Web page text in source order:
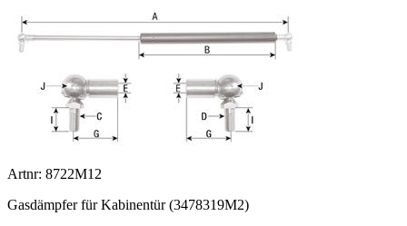
Artnr: 8722M12
Gasdämpfer für Kabinentür (3478319M2)